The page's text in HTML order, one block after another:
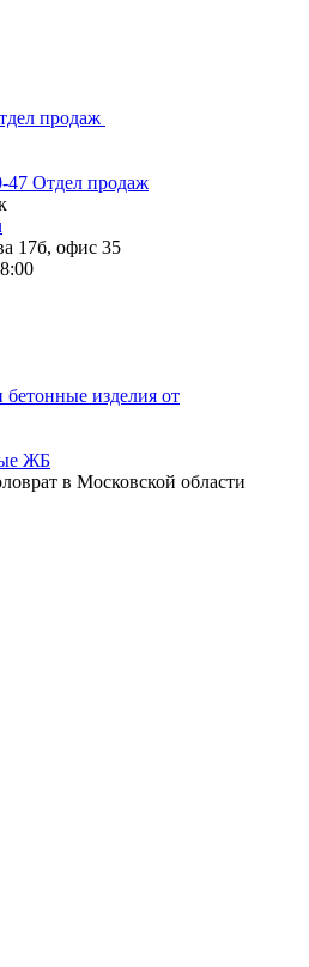
продаж
47 Отдел продаж
17б, офис 35
изделия от
ЖБ
в Московской области